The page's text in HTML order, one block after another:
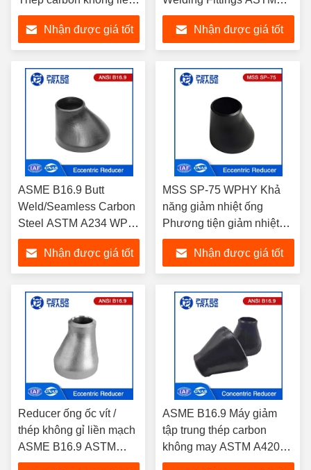
mạch Reducer đặc cho
các giải pháp chuyển
tiếp ống
Nhận được giá tốt
A403 Máy giảm tâm thái
cho các giải pháp chuyển
đổi ống
Nhận được giá tốt
ASME B16.9 Butt
Weld/Seamless Carbon
Steel ASTM A234 WPB
Máy giảm tâm đặc cho
các giải pháp chuyển
tiếp ống
Nhận được giá tốt
MSS SP-75 WPHY Khả
năng giảm nhiệt ống
Phương tiện giảm nhiệt
đặc cho các ngành công
nghiệp khác nhau ở nhiệt
độ trung bình và cao
Nhận được giá tốt
Reducer ống ốc vít /
thép không gỉ liền mạch
ASME B16.9 ASTM
A403 Reducer đặc cho
ASME B16.9 Máy giảm
tập trung thép carbon
không may ASTM A420
WPL6 WPL9 cho ngành